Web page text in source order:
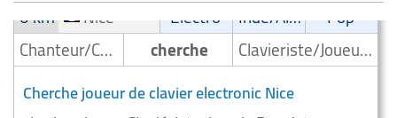
0 km
Nice Electro Indé/Alternatif
Pop
Chanteur/Chanteuse
cherche Clavieriste/Joueur de clavier/Keyboardiste
Cherche joueur de clavier electronic Nice